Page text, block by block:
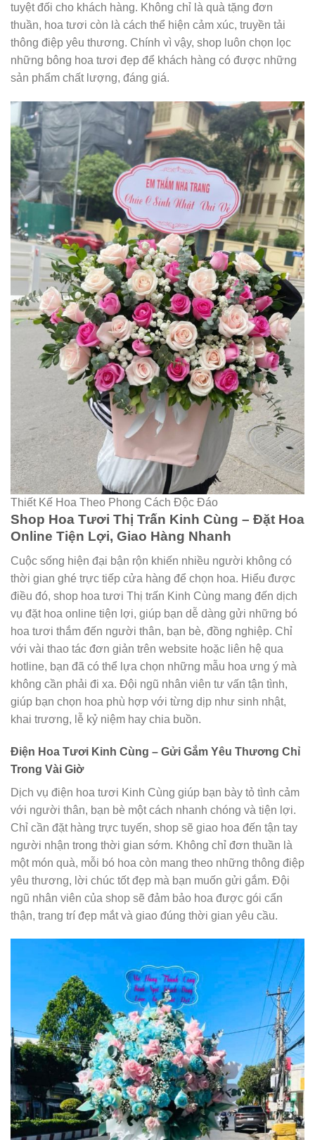
tuyệt đối cho khách hàng. Không chỉ là quà tặng đơn
thuần, hoa tươi còn là cách thể hiện cảm xúc, truyền tải
thông điệp yêu thương. Chính vì vậy, shop luôn chọn lọc
những bông hoa tươi đẹp để khách hàng có được những
sản phẩm chất lượng, đáng giá.
Thiết Kế Hoa Theo Phong Cách Độc Đáo
Shop Hoa Tươi Thị Trấn Kinh Cùng – Đặt Hoa
Online Tiện Lợi, Giao Hàng Nhanh
Cuộc sống hiện đại bận rộn khiến nhiều người không có
thời gian ghé trực tiếp cửa hàng để chọn hoa. Hiểu được
điều đó, shop hoa tươi Thị trấn Kinh Cùng mang đến dịch
vụ đặt hoa online tiện lợi, giúp bạn dễ dàng gửi những bó
hoa tươi thắm đến người thân, bạn bè, đồng nghiệp. Chỉ
với vài thao tác đơn giản trên website hoặc liên hệ qua
hotline, bạn đã có thể lựa chọn những mẫu hoa ưng ý mà
không cần phải đi xa. Đội ngũ nhân viên tư vấn tận tình,
giúp bạn chọn hoa phù hợp với từng dịp như sinh nhật,
khai trương, lễ kỷ niệm hay chia buồn.
Điện Hoa Tươi Kinh Cùng – Gửi Gắm Yêu Thương Chỉ
Trong Vài Giờ
Dịch vụ điện hoa tươi Kinh Cùng giúp bạn bày tỏ tình cảm
với người thân, bạn bè một cách nhanh chóng và tiện lợi.
Chỉ cần đặt hàng trực tuyến, shop sẽ giao hoa đến tận tay
người nhận trong thời gian sớm. Không chỉ đơn thuần là
một món quà, mỗi bó hoa còn mang theo những thông điệp
yêu thương, lời chúc tốt đẹp mà bạn muốn gửi gắm. Đội
ngũ nhân viên của shop sẽ đảm bảo hoa được gói cẩn
thận, trang trí đẹp mắt và giao đúng thời gian yêu cầu.